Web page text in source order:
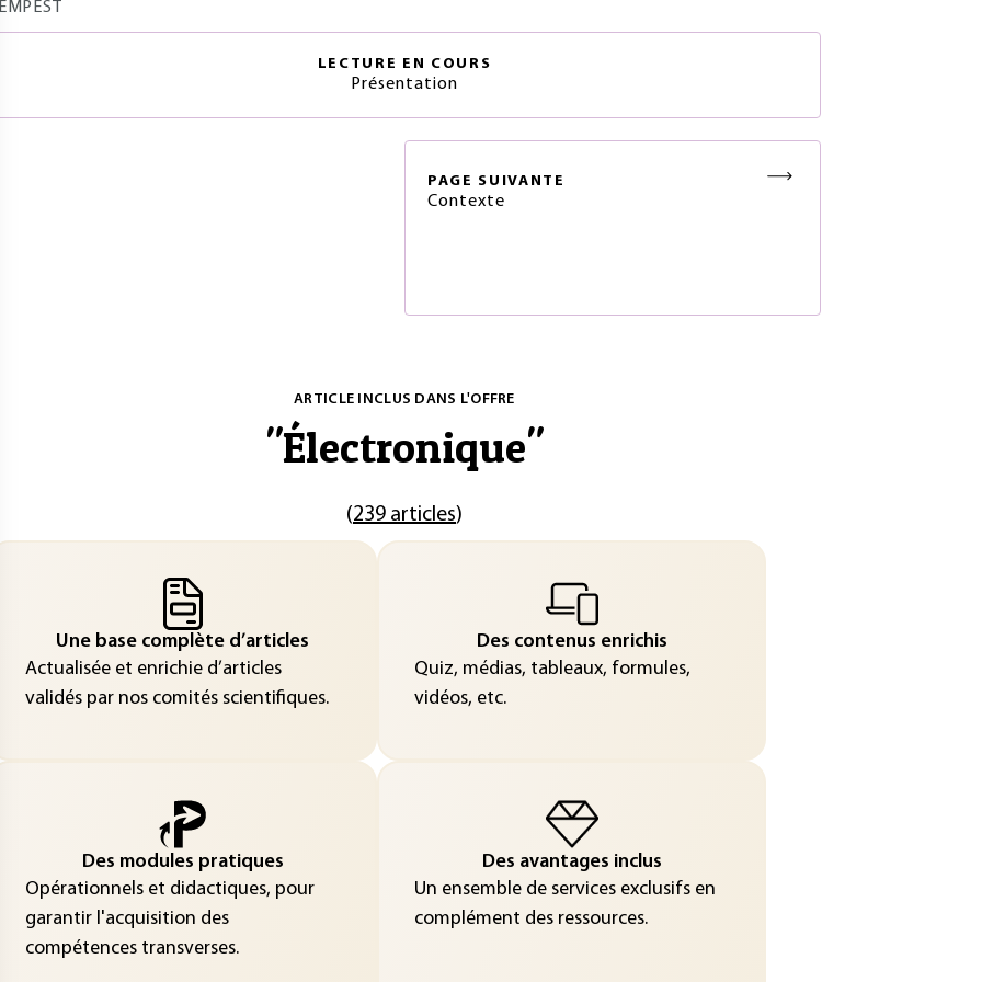
LECTURE EN COURS
Présentation
PAGE SUIVANTE
Contexte
ARTICLE INCLUS DANS L'OFFRE
"Électronique"
(239 articles)
Une base complète d’articles
Actualisée et enrichie d’articles
validés par nos comités scientifiques.
Des contenus enrichis
Quiz, médias, tableaux, formules,
vidéos, etc.
Des modules pratiques
Opérationnels et didactiques, pour
garantir l'acquisition des
compétences transverses.
Des avantages inclus
Un ensemble de services exclusifs en
complément des ressources.